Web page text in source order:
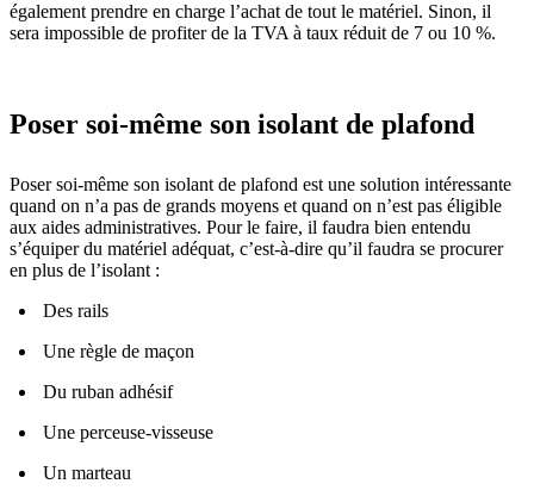
également prendre en charge l’achat de tout le matériel. Sinon, il
sera impossible de profiter de la TVA à taux réduit de 7 ou 10 %.
Poser soi-même son isolant de plafond
Poser soi-même son isolant de plafond est une solution intéressante
quand on n’a pas de grands moyens et quand on n’est pas éligible
aux aides administratives. Pour le faire, il faudra bien entendu
s’équiper du matériel adéquat, c’est-à-dire qu’il faudra se procurer
en plus de l’isolant :
Des rails
Une règle de maçon
Du ruban adhésif
Une perceuse-visseuse
Un marteau